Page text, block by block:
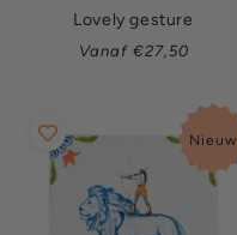
Lovely gesture
Normale
Vanaf €27,50
Nieuw